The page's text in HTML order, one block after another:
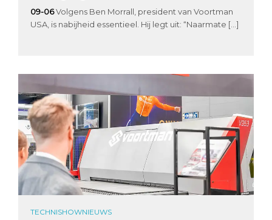
09-06Volgens Ben Morrall, president van Voortman
USA, is nabijheid essentieel. Hij legt uit: “Naarmate […]
TECHNISHOWNIEUWS